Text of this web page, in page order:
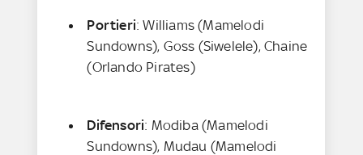
Portieri: Williams (Mamelodi
Sundowns), Goss (Siwelele), Chaine
(Orlando Pirates)
Difensori: Modiba (Mamelodi
Sundowns), Mudau (Mamelodi